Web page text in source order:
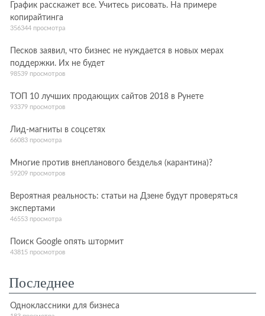
График расскажет все. Учитесь рисовать. На примере
копирайтинга
356344 просмотра
Песков заявил, что бизнес не нуждается в новых мерах
поддержки. Их не будет
98539 просмотров
ТОП 10 лучших продающих сайтов 2018 в Рунете
93379 просмотров
Лид-магниты в соцсетях
66083 просмотра
Многие против внепланового безделья (карантина)?
59209 просмотров
Вероятная реальность: статьи на Дзене будут проверяться
экспертами
46553 просмотра
Поиск Google опять штормит
43815 просмотров
Последнее
Одноклассники для бизнеса